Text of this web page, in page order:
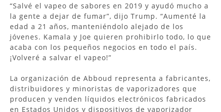
“Salvé el vapeo de sabores en 2019 y ayudó mucho a
la gente a dejar de fumar”, dijo Trump. “Aumenté la
edad a 21 años, manteniéndolo alejado de los
jóvenes. Kamala y Joe quieren prohibirlo todo, lo que
acaba con los pequeños negocios en todo el país.
¡Volveré a salvar el vapeo!”
La organización de Abboud representa a fabricantes,
distribuidores y minoristas de vaporizadores que
producen y venden líquidos electrónicos fabricados
en Estados Unidos y dispositivos de vaporizador